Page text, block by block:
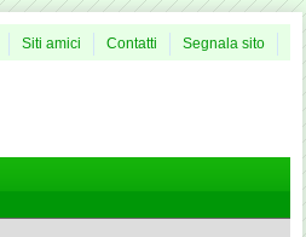
Segnala sito
Contatti
Siti amici